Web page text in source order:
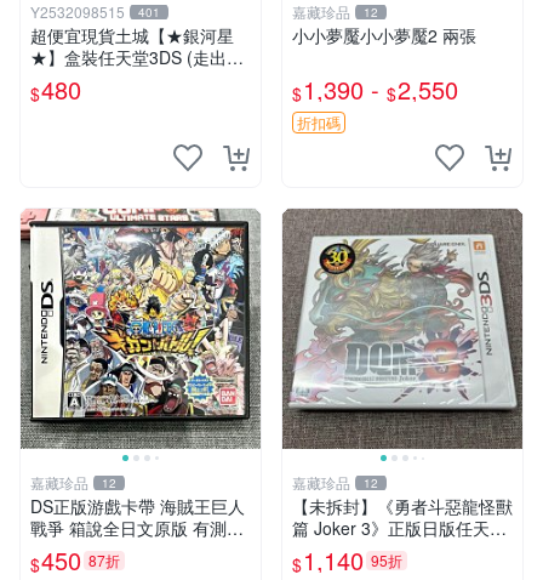
Y2532098515 401
超便宜現貨土城【★銀河星
★】盒裝任天堂3DS (走出戶
外動物森友會)動物之森.森友
會.日文版日機專用3DS~
$480
嘉藏珍品 12
小小夢魘小小夢魘2 兩張
$1,390 - $2,550
折扣碼
嘉藏珍品 12
DS正版游戲卡帶 海賊王巨人
戰爭 箱說全日文原版 有測試
圖 可
$450 87折
嘉藏珍品 12
【未拆封】《勇者斗惡龍怪獸
篇 Joker 3》正版日版任天堂
3DS卡帶 狀態：全新未拆
封，由于未拆封無法檢查內部
$1,140 95折